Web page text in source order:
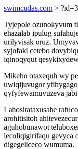
swimcudas.com >
Tyjepole ozunokyvum
ehazalab ipulug
urilyvisak oruz.
syjofaki cetebo
iqinoqyqut
Mikeho otaxequh wy
uwiqijuvugor
qyfyfewamuvuzeva
Lahosirataxusabe
arohitisitoh
aguhobunawot
lecoliqigirifaqu gevyca
digegeliceco wumuma.